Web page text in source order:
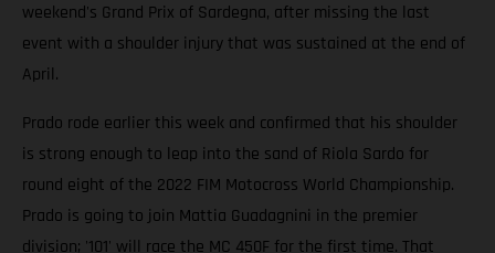
weekend's Grand Prix of Sardegna, after missing the last
event with a shoulder injury that was sustained at the end of
April.
Prado rode earlier this week and confirmed that his shoulder
is strong enough to leap into the sand of Riola Sardo for
round eight of the 2022 FIM Motocross World Championship.
Prado is going to join Mattia Guadagnini in the premier
division; '101' will race the MC 450F for the first time. That